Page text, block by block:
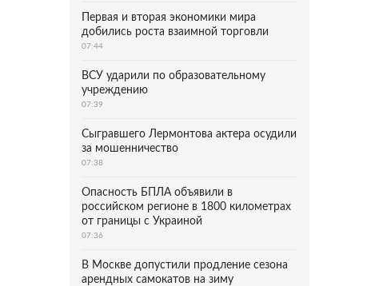
Первая и вторая экономики мира
добились роста взаимной торговли
07:44
ВСУ ударили по образовательному
учреждению
07:39
Сыгравшего Лермонтова актера осудили
за мошенничество
07:38
Опасность БПЛА объявили в
российском регионе в 1800 километрах
от границы с Украиной
07:36
В Москве допустили продление сезона
арендных самокатов на зиму